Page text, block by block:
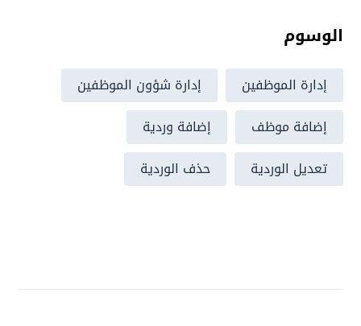
الوسوم
إدارة الموظفين
إدارة شؤون الموظفين
إضافة موظف
إضافة وردية
تعديل الوردية
حذف الوردية